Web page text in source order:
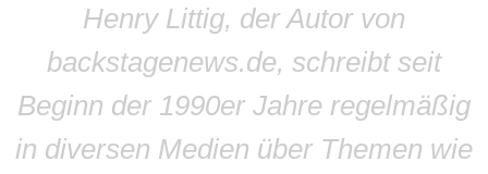
Henry Littig, der Autor von
backstagenews.de, schreibt seit
Beginn der 1990er Jahre regelmäßig
in diversen Medien über Themen wie